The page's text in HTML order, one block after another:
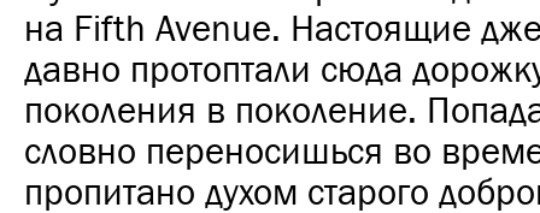
на Fifth Avenue. Настоящие
давно протоптали сюда
поколения в поколение.
словно переносишься во
пропитано духом старого